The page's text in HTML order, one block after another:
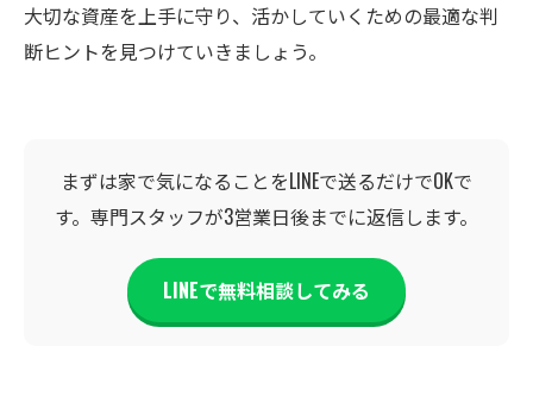
大切な資産を上手に守り、活かしていくための最適な判
断ヒントを見つけていきましょう。
まずは家で気になることをLINEで送るだけでOKで
す。専門スタッフが3営業日後までに返信します。
LINEで無料相談してみる